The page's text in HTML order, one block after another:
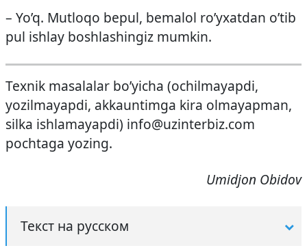
– Yo’q. Mutloqo bepul, bemalol ro’yxatdan o’tib
pul ishlay boshlashingiz mumkin.
Texnik masalalar bo’yicha (ochilmayapdi,
yozilmayapdi, akkauntimga kira olmayapman,
silka ishlamayapdi) info@uzinterbiz.com
pochtaga yozing.
Umidjon Obidov
Текст на русском